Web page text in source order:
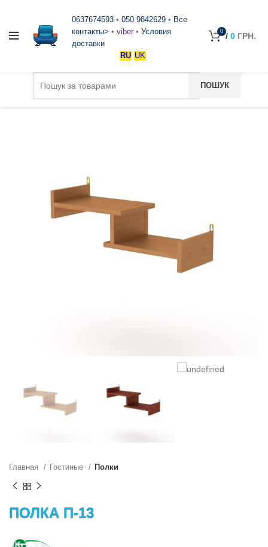
0637674593 • 050 9842629 • Все
контакты> • viber • Условия
доставки
RU UK
0 / 0 ГРН.
Главная Гостиные Полки
ПОЛКА П-13